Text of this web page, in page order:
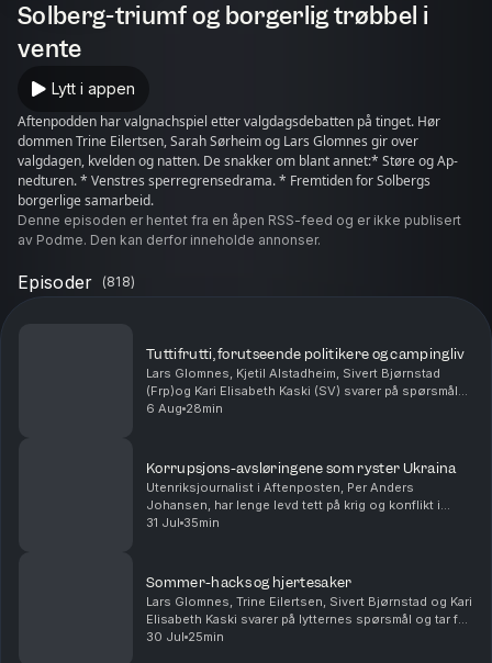
Solberg-triumf og borgerlig trøbbel i
vente
Lytt i appen
Aftenpodden har valgnachspiel etter valgdagsdebatten på tinget. Hør
dommen Trine Eilertsen, Sarah Sørheim og Lars Glomnes gir over
valgdagen, kvelden og natten. De snakker om blant annet:* Støre og Ap-
nedturen. * Venstres sperregrensedrama. * Fremtiden for Solbergs
borgerlige samarbeid.
Denne episoden er hentet fra en åpen RSS-feed og er ikke publisert
av Podme. Den kan derfor inneholde annonser.
Episoder (818)
Tuttifrutti, forutseende politikere og campingliv
Lars Glomnes, Kjetil Alstadheim, Sivert Bjørnstad
(Frp)og Kari Elisabeth Kaski (SV) svarer på spørsmål
fra lytterne. Hvilken norske politiker har vært den mest
6 Aug 28min
Korrupsjons-avsløringene som ryster Ukraina
Utenriksjournalist i Aftenposten, Per Anders
Johansen, har lenge levd tett på krig og konflikt i
Ukraina og Russland. Han forteller om korrupsjon som
31 Jul 35min
Sommer-hacks og hjertesaker
Lars Glomnes, Trine Eilertsen, Sivert Bjørnstad og Kari
Elisabeth Kaski svarer på lytternes spørsmål og tar for
seg blant annet sine beste sommertips, hvilke saker
30 Jul 25min